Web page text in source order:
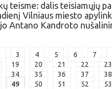
teisme: dalis teisiamųjų
Vilniaus miesto
Antano Kandroto
3 4 5 6 7
19 20 21 22 23
34 35 36 37 38
49 50 51 52 53